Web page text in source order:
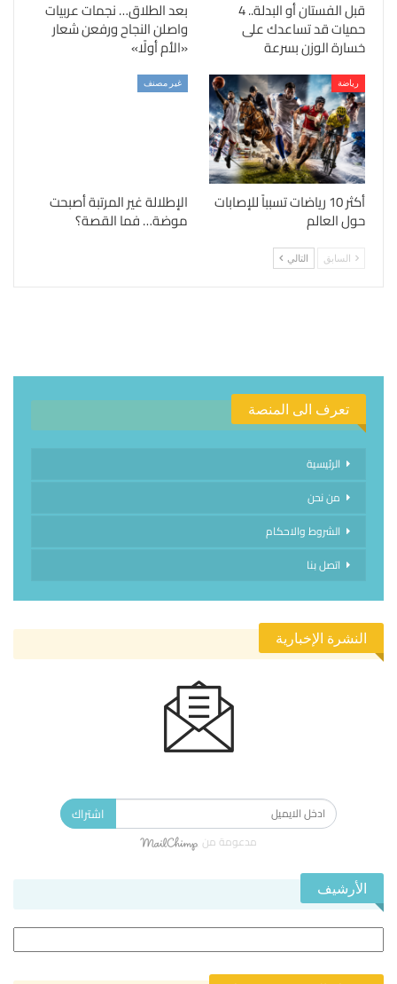
قبل الفستان أو البدلة.. 4
حميات قد تساعدك على
خسارة الوزن بسرعة
بعد الطلاق… نجمات عربيات
واصلن النجاح ورفعن شعار
«الأم أولًا»
رياضة
أكثر 10 رياضات تسبباً للإصابات
حول العالم
غير مصنف
الإطلالة غير المرتبة أصبحت
موضة… فما القصة؟
السابق التالي
تعرف الى المنصة
الرئيسية
من نحن
الشروط والاحكام
اتصل بنا
النشرة الإخبارية
اشتراك
مدعومة من
الأرشيف